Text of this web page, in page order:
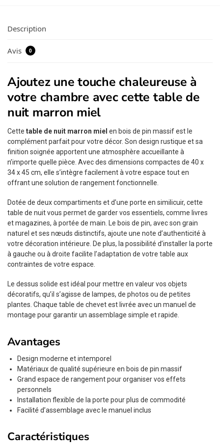
Description
Avis 0
Ajoutez une touche chaleureuse à
votre chambre avec cette table de
nuit marron miel
Cette table de nuit marron miel en bois de pin massif est le
complément parfait pour votre décor. Son design rustique et sa
finition soignée apportent une atmosphère accueillante à
n’importe quelle pièce. Avec des dimensions compactes de 40 x
34 x 45 cm, elle s’intègre facilement à votre espace tout en
offrant une solution de rangement fonctionnelle.
Dotée de deux compartiments et d’une porte en similicuir, cette
table de nuit vous permet de garder vos essentiels, comme livres
et magazines, à portée de main. Le bois de pin, avec son grain
naturel et ses nœuds distinctifs, ajoute une note d’authenticité à
votre décoration intérieure. De plus, la possibilité d’installer la porte
à gauche ou à droite facilite l’adaptation de votre table aux
contraintes de votre espace.
Le dessus solide est idéal pour mettre en valeur vos objets
décoratifs, qu’il s’agisse de lampes, de photos ou de petites
plantes. Chaque table de chevet est livrée avec un manuel de
montage pour garantir un assemblage simple et rapide.
Avantages
Design moderne et intemporel
Matériaux de qualité supérieure en bois de pin massif
Grand espace de rangement pour organiser vos effets
personnels
Installation flexible de la porte pour plus de commodité
Facilité d’assemblage avec le manuel inclus
Caractéristiques